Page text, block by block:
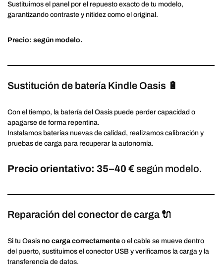
Sustituimos el panel por el repuesto exacto de tu modelo,
garantizando contraste y nitidez como el original.
Precio: según modelo.
Sustitución de batería Kindle Oasis 🔋
Con el tiempo, la batería del Oasis puede perder capacidad o
apagarse de forma repentina.
Instalamos baterías nuevas de calidad, realizamos calibración y
pruebas de carga para recuperar la autonomía.
Precio orientativo: 35–40 € según modelo.
Reparación del conector de carga 🔌
Si tu Oasis no carga correctamente o el cable se mueve dentro
del puerto, sustituimos el conector USB y verificamos la carga y la
transferencia de datos.